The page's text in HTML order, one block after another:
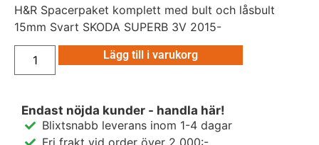
H&R Spacerpaket komplett med bult och låsbult
15mm Svart SKODA SUPERB 3V 2015-
Lägg till i varukorg
Endast nöjda kunder - handla här!
Blixtsnabb leverans inom 1-4 dagar